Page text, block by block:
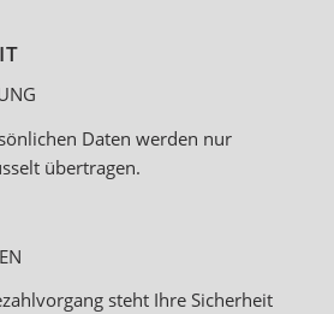
Daten werden nur
übertragen.
steht Ihre Sicherheit